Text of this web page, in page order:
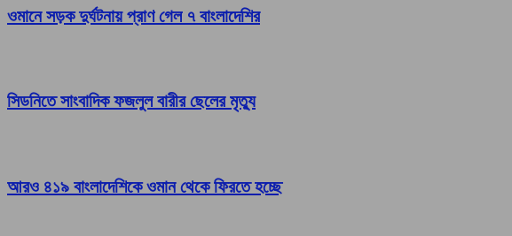
ওমানে সড়ক দুর্ঘটনায় প্রাণ গেল ৭ বাংলাদেশির
সিডনিতে সাংবাদিক ফজলুল বারীর ছেলের মৃত্যু
আরও ৪১৯ বাংলাদেশিকে ওমান থেকে ফিরতে হচ্ছে